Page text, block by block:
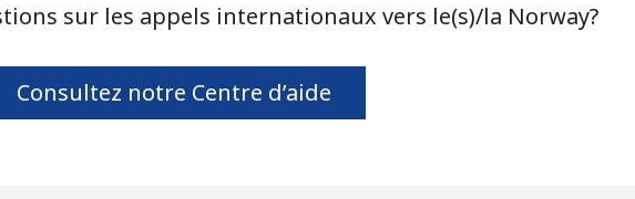
1 min pour ⁦$5⁩
sur les appels internationaux vers le(s)/la Norway?
Consultez notre Centre d’aide